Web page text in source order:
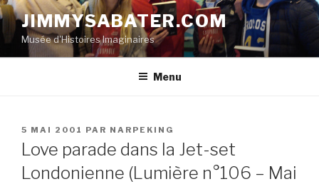
Aller
contenu
principal
JIMMYSABATER.COM
Musée d'Histoires Imaginaires
Menu
PUBLIÉ
LE
5 MAI 2001 PAR NARPEKING
Love parade dans la Jet-set
Londonienne (Lumière n°106 – Mai